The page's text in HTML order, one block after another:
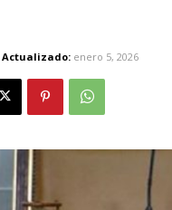
Actualizado: enero 5, 2026